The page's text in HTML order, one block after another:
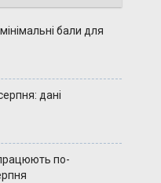
бали для
дані
по-